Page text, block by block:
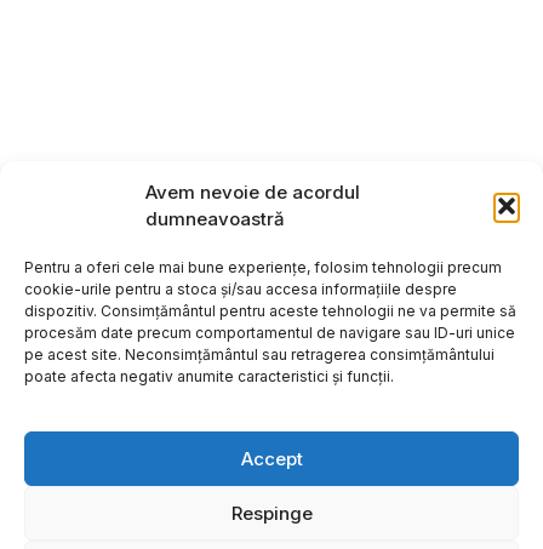
Avem nevoie de acordul
dumneavoastră
Pentru a oferi cele mai bune experiențe, folosim tehnologii precum
cookie-urile pentru a stoca și/sau accesa informațiile despre
dispozitiv. Consimțământul pentru aceste tehnologii ne va permite să
procesăm date precum comportamentul de navigare sau ID-uri unice
pe acest site. Neconsimțământul sau retragerea consimțământului
poate afecta negativ anumite caracteristici și funcții.
Accept
Respinge
Copyright ©2026